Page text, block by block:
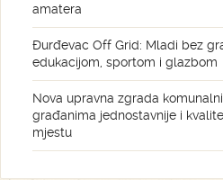
amatera
Đurđevac Off Grid: Mladi bez
edukacijom, sportom i glazbom
Nova upravna zgrada
građanima jednostavnije i
mjestu